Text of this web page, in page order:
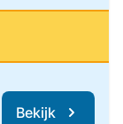
Bekijk